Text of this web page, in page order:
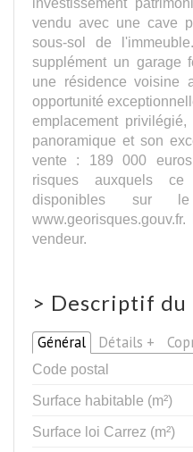
vendu avec une cave
sous-sol de
supplément un garage
une résidence
opportunité
emplacement
panoramique et son
vente : 189 000
risques auxquels
disponibles sur
vendeur.
> Descriptif du
Général Détails +
Code postal
Surface habitable (m²)
Surface loi Carrez (m²)